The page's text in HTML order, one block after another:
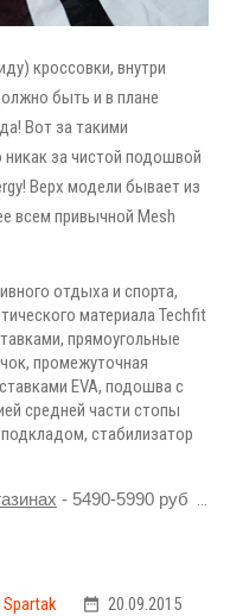
кроссовки, внутри
быть и в плане
Вот за такими
за чистой подошвой
Верх модели бывает из
всем привычной Mesh
отдыха и спорта,
материала Techfit
прямоугольные
промежуточная
EVA, подошва с
средней части стопы
стабилизатор
- 5490-5990 руб ...
Spartak 20.09.2015